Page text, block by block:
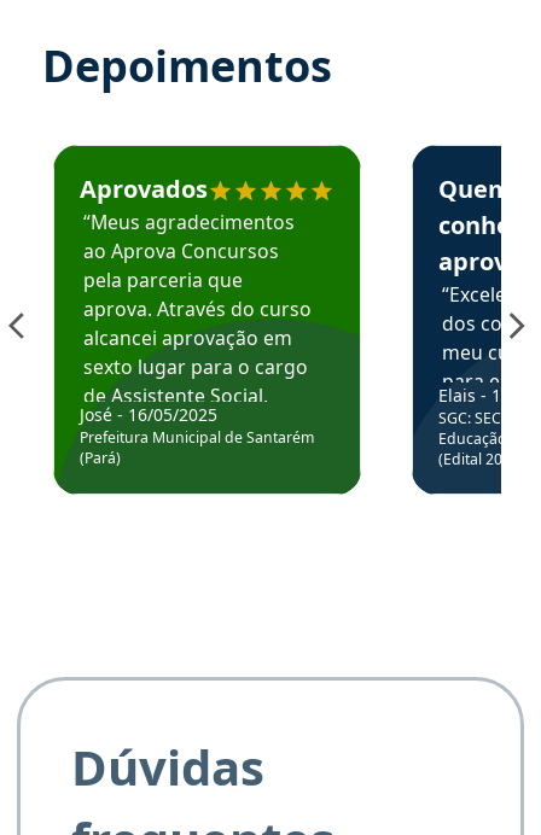
Depoimentos
Estudante José recomenda o Aprova Concursos em
Aprovados
“Meus agradecimentos
ao Aprova Concursos
pela parceria que
aprova. Através do curso
alcancei aprovação em
sexto lugar para o cargo
de Assistente Social.
Hoje estou atuando na
Prefeitura de Santarém.
José - 16/05/2025
Prefeitura Municipal de Santarém
(Pará)
Estudante
Quem
aprova
dos
meu
para
colocar
através
de
Elais - 15/
SGC: SEC BA
Educação
(Edital
Dúvidas